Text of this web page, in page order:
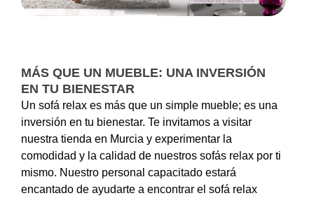
MÁS QUE UN MUEBLE: UNA INVERSIÓN
EN TU BIENESTAR
Un sofá relax es más que un simple mueble; es una
inversión en tu bienestar. Te invitamos a visitar
nuestra tienda en Murcia y experimentar la
comodidad y la calidad de nuestros sofás relax por ti
mismo. Nuestro personal capacitado estará
encantado de ayudarte a encontrar el sofá relax